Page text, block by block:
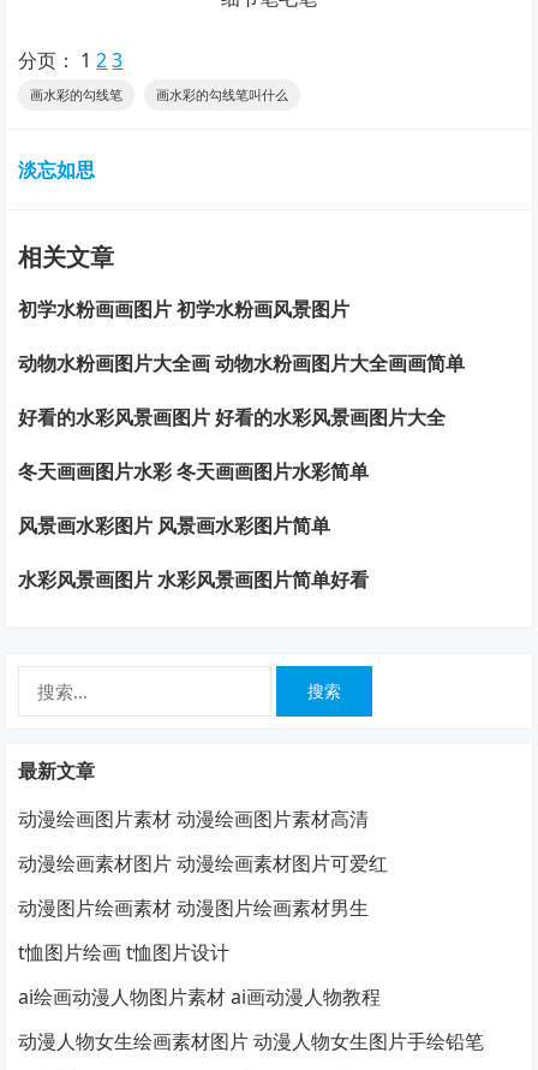
分页： 1 2 3
画水彩的勾线笔 画水彩的勾线笔叫什么
淡忘如思
相关文章
初学水粉画画图片 初学水粉画风景图片
动物水粉画图片大全画 动物水粉画图片大全画画简单
好看的水彩风景画图片 好看的水彩风景画图片大全
冬天画画图片水彩 冬天画画图片水彩简单
风景画水彩图片 风景画水彩图片简单
水彩风景画图片 水彩风景画图片简单好看
最新文章
动漫绘画图片素材 动漫绘画图片素材高清
动漫绘画素材图片 动漫绘画素材图片可爱红
动漫图片绘画素材 动漫图片绘画素材男生
t恤图片绘画 t恤图片设计
ai绘画动漫人物图片素材 ai画动漫人物教程
动漫人物女生绘画素材图片 动漫人物女生图片手绘铅笔